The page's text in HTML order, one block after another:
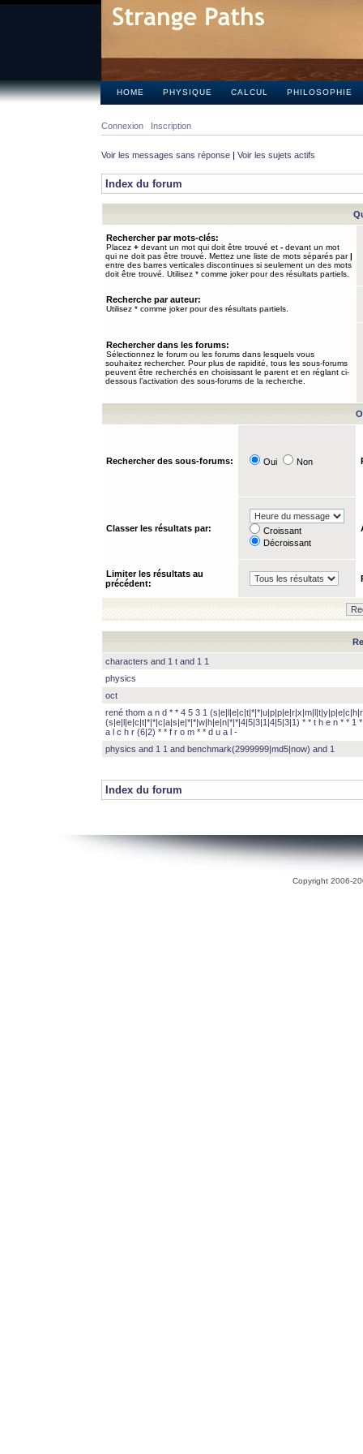
HOME PHYSIQUE CALCUL PHILOSOPHIE
Connexion Inscription
Voir les messages sans réponse | Voir les sujets actifs
Index du forum
Rechercher par mots-clés:
Placez + devant un mot qui doit être trouvé et - devant un mot
qui ne doit pas être trouvé. Mettez une liste de mots séparés par|
entre des barres verticales discontinues si seulement un des mots
doit être trouvé. Utilisez * comme joker pour des résultats partiels.
Recherche par auteur:
Utilisez * comme joker pour des résultats partiels.
Rechercher dans les forums:
Sélectionnez le forum ou les forums dans lesquels vous
souhaitez rechercher. Pour plus de rapidité, tous les sous-forums
peuvent être recherchés en choisissant le parent et en réglant ci-
dessous l’activation des sous-forums de la recherche.
Rechercher des sous-forums: Oui Non
Classer les résultats par:
Croissant
Décroissant
Limiter les résultats au
précédent:
characters and 1 t and 1 1
physics
oct
rené thom a n d * * 4 5 3 1
(s|e|l|e|c|t|*|*|c|a|s|e|*|*|w|h|e|n|*|*|4|5|3|1|4|5|3|1) * * t h e n * * 1
a l c h r (6|2) * * f r o m * * d u a l -
physics and 1 1 and benchmark(2999999|md5|now) and 1
Index du forum
Copyright 2006-